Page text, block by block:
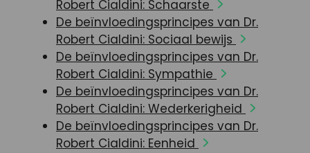
Robert Cialdini: Schaarste
De beïnvloedingsprincipes van Dr.
Robert Cialdini: Sociaal bewijs
De beïnvloedingsprincipes van Dr.
Robert Cialdini: Sympathie
De beïnvloedingsprincipes van Dr.
Robert Cialdini: Wederkerigheid
De beïnvloedingsprincipes van Dr.
Robert Cialdini: Eenheid